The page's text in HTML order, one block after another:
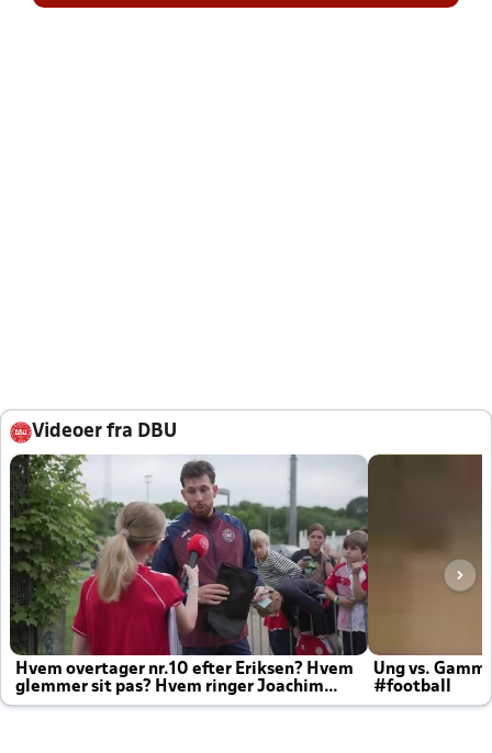
Videoer fra DBU
Hvem overtager nr.10 efter Eriksen? Hvem
glemmer sit pas? Hvem ringer Joachim
altid til efter kampe?
Ung vs.
#football